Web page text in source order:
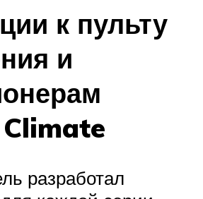
к пульту
и
разработал